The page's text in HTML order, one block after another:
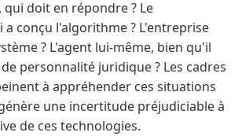
doit en répondre ? Le
a conçu l'algorithme ? L'entreprise
? L'agent lui-même, bien qu'il
personnalité juridique ? Les cadres
à appréhender ces situations
une incertitude préjudiciable à
de ces technologies.